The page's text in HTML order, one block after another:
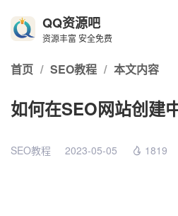
QQ资源吧
资源丰富 安全免费
首页 / SEO教程 / 本文内容
如何在SEO网站创建
SEO教程 2023-05-05 1819